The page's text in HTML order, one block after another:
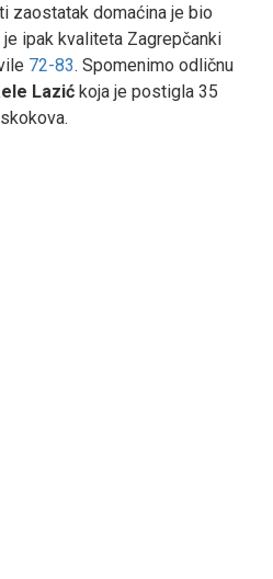
zaostatak domaćina je bio
je ipak kvaliteta Zagrepčanki
72-83. Spomenimo odličnu
Lazić koja je postigla 35